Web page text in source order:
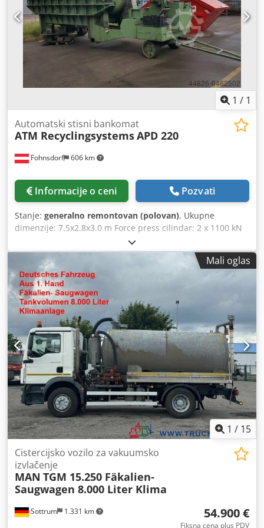
1 / 1
Fohnsdorf 606 km
Automatski stisni bankomat
ATM RecyclingsystemsAPD 220
Informacije o ceni Pozvati
Stanje: generalno remontovan (polovan), Ukupne
dimenzije: 7.5x2.8x3.0 m Force press cilindar: 2 x 1100 kN
Automobili kapaciteta: 30 -40 pcs/h Dimenzije pakovanja:
3,9 x 1,9 x 0,4 m x m Visina feeda: 1.32 m Vreme ciklusa: 60
s Snaga pogona: 22 kW Težina: 22 t Otisak stopala: 7,5 x 2,8
x 3,0 Cjdpfx Akohgibhjkjrf Ručna operacija Mobilni
Mali oglas
1 / 15
Sottrum 1.331 km
Cistercijsko vozilo za vakuumsko
izvlačenje
MAN TGM 15.250 Fäkalien-
Saugwagen 8.000 Liter Klima
54.900 €
Fiksna cena plus PDV